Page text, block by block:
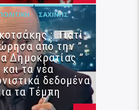
ΣΑΧΊΝΗΣ
: Γιατί
από την ”
Δημοκρατίας ”
και τα νέα
δεδομένα
τα Τέμπη